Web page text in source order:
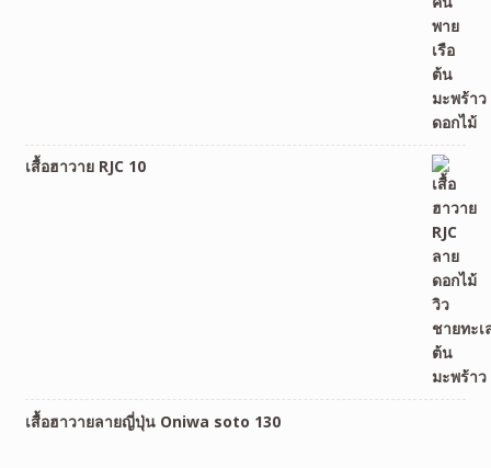
เสื้อฮาวาย RJC 10
เสื้อฮาวายลายญี่ปุ่น Oniwa soto 130